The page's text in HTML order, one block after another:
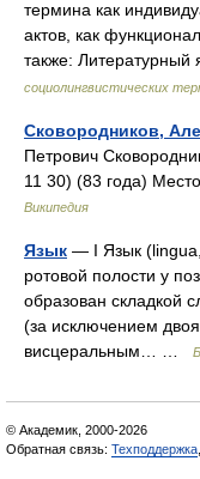
термина как
актов, как
также:
социолингвистических
Сковородников,
Петрович
11 30) (83 года)
Википедия
Язык — I Язык
ротовой полости у
образован складкой
(за исключением
висцеральным… …
© Академик, 2000-2026
Обратная связь: Техподдержка